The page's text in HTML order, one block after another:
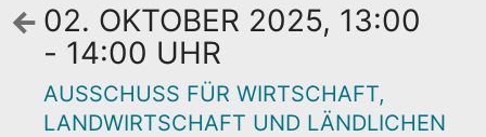
Zurück
Wochenansicht
02. OKTOBER 2025, 13:00
- 14:00 UHR
AUSSCHUSS FÜR WIRTSCHAFT,
LANDWIRTSCHAFT UND LÄNDLICHEN